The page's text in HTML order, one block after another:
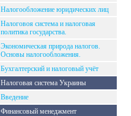
Налогообложение юридических лиц
Налоговоя система и налоговая
политика государства.
Экономическая природа налогов.
Основы налогообложения.
Бухгалтерский и налоговый учёт
Налоговая система Украины
Введение
Финансовый менеджмент